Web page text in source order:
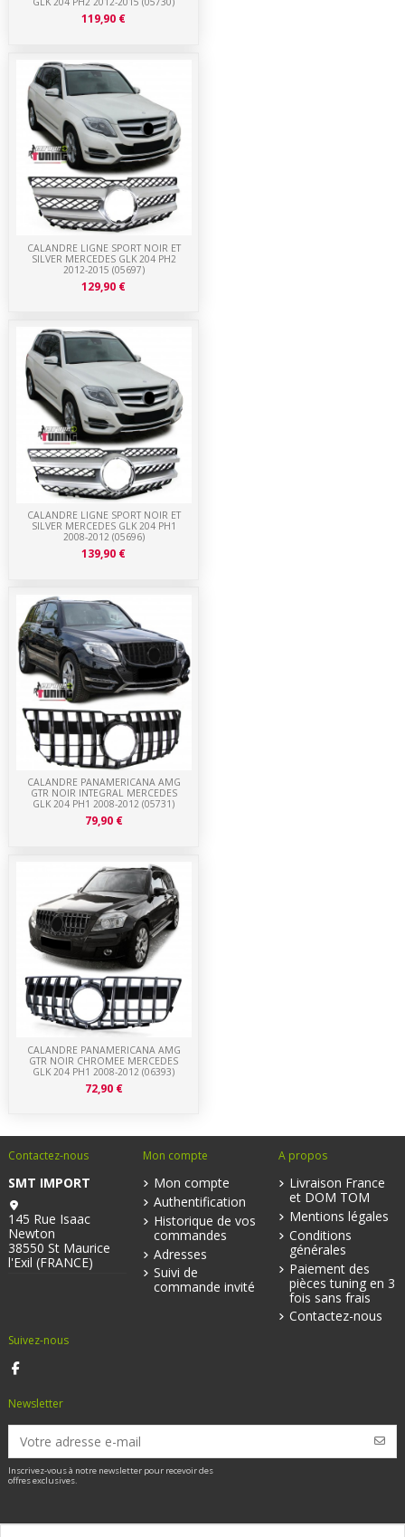
CALANDRE PANAMERICANA AMG
GTR NOIR CHROMEE MERCEDES
GLK 204 PH1 2008-2012 (06393)
72,90 €
CALANDRE PANAMERICANA AMG
GTR NOIR INTEGRAL MERCEDES
GLK 204 PH1 2008-2012 (05731)
79,90 €
CALANDRE LIGNE SPORT NOIR ET
SILVER MERCEDES GLK 204 PH1
2008-2012 (05696)
139,90 €
CALANDRE LIGNE SPORT NOIR ET
SILVER MERCEDES GLK 204 PH2
2012-2015 (05697)
129,90 €
119,90 €
Contactez-nous
SMT IMPORT
145 Rue Isaac
Newton
38550 St Maurice
l'Exil (FRANCE)
Mon compte
Mon compte
Authentification
Historique de vos
commandes
Adresses
Suivi de
commande invité
A propos
Livraison France
et DOM TOM
Mentions légales
Conditions
générales
Paiement des
pièces tuning en 3
fois sans frais
Contactez-nous
Suivez-nous
Newsletter
Inscrivez-vous à notre newsletter pour recevoir des
offres exclusives.